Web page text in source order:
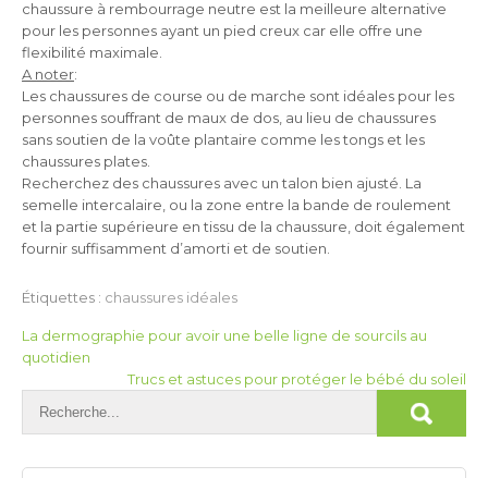
chaussure à rembourrage neutre est la meilleure alternative
pour les personnes ayant un pied creux car elle offre une
flexibilité maximale.
A noter:
Les chaussures de course ou de marche sont idéales pour les
personnes souffrant de maux de dos, au lieu de chaussures
sans soutien de la voûte plantaire comme les tongs et les
chaussures plates.
Recherchez des chaussures avec un talon bien ajusté. La
semelle intercalaire, ou la zone entre la bande de roulement
et la partie supérieure en tissu de la chaussure, doit également
fournir suffisamment d’amorti et de soutien.
Étiquettes : chaussures idéales
Navigation
de
l’article
La dermographie pour avoir une belle ligne de sourcils au
quotidien
Trucs et astuces pour protéger le bébé du soleil